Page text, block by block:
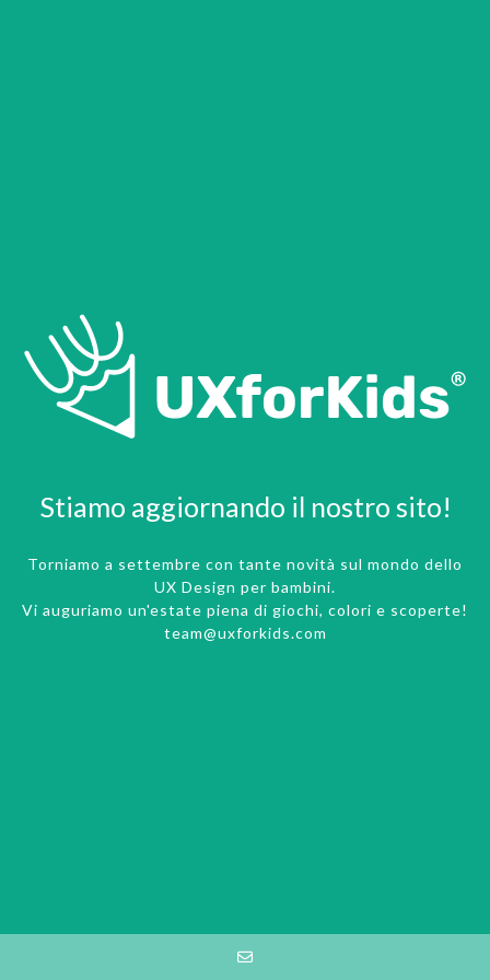
Stiamo aggiornando il nostro sito!
Torniamo a settembre con tante novità sul mondo dello
UX Design per bambini.
Vi auguriamo un'estate piena di giochi, colori e scoperte!
team@uxforkids.com